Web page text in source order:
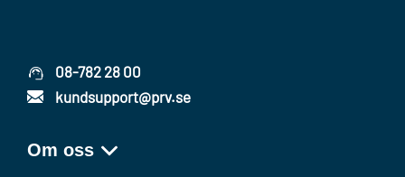
08-782 28 00
kundsupport@prv.se
Om oss